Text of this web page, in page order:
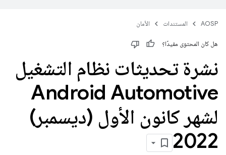
AOSP المستندات الأمان
هل كان المحتوى مفيدًا؟
نشرة تحديثات نظام التشغيل
Android Automotive
لشهر كانون الأول (ديسمبر)
2022